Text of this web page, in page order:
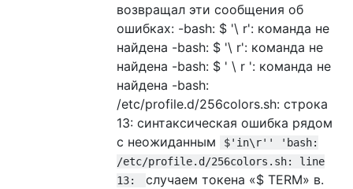
возвращал эти сообщения об
ошибках: -bash: $ '\ r': команда не
найдена -bash: $ '\ r': команда не
найдена -bash: $ ' \ r ': команда не
найдена -bash:
/etc/profile.d/256colors.sh: строка
13: синтаксическая ошибка рядом
с неожиданным
$'in\r'' 'bash:
/etc/profile.d/256colors.sh: line
13:
случаем токена «$ TERM» в.